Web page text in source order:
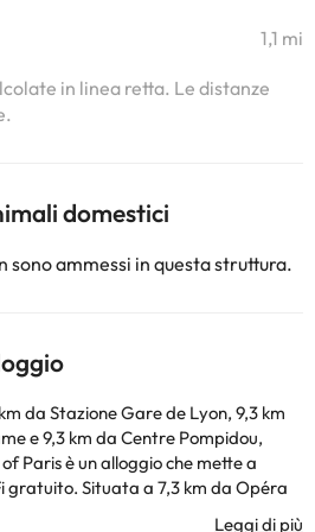
1,1 mi
in linea retta. Le distanze
domestici
sono ammessi in questa struttura.
da Stazione Gare de Lyon, 9,3 km
e 9,3 km da Centre Pompidou,
Paris è un alloggio che mette a
gratuito. Situata a 7,3 km da Opéra
un giardino e il parcheggio privato